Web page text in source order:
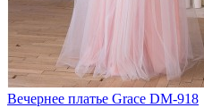
Вечернее платье Grace DM-918